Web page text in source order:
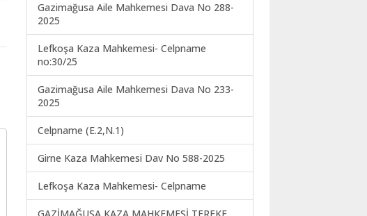
Gazimağusa Aile Mahkemesi Dava No 288-
2025
Lefkoşa Kaza Mahkemesi- Celpname
no:30/25
Gazimağusa Aile Mahkemesi Dava No 233-
2025
Celpname (E.2,N.1)
Girne Kaza Mahkemesi Dav No 588-2025
Lefkoşa Kaza Mahkemesi- Celpname